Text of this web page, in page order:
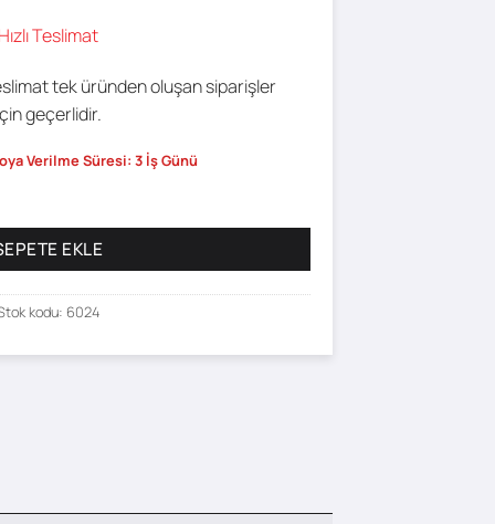
Teslimat
tek üründen oluşan siparişler
geçerlidir.
Verilme Süresi: 3 İş Günü
EKLE
kodu: 6024